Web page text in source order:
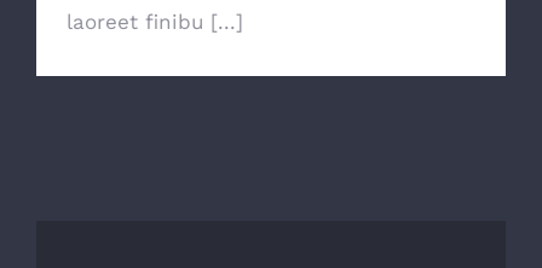
laoreet finibu [...]